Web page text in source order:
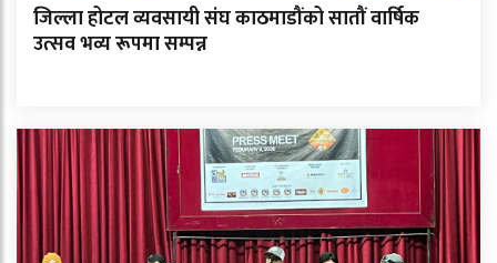
जिल्ला होटल व्यवसायी संघ काठमाडौंको सातौं वार्षिक
उत्सव भव्य रूपमा सम्पन्न